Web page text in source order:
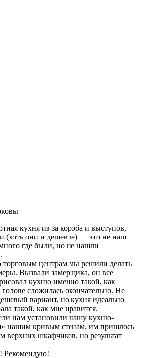
кухня из-за короба и выступов,
(хоть они и дешевле) — это не наш
где были, но не нашли
торговым центрам мы решили делать
Вызвали замерщика, он все
кухню именно такой, как
голове сложилась окончательно. Не
вариант, но кухня идеально
такой, как мне нравится.
нам установили нашу кухню-
нашим кривым стенам, им пришлось
верхних шкафчиков, но результат
Рекомендую!